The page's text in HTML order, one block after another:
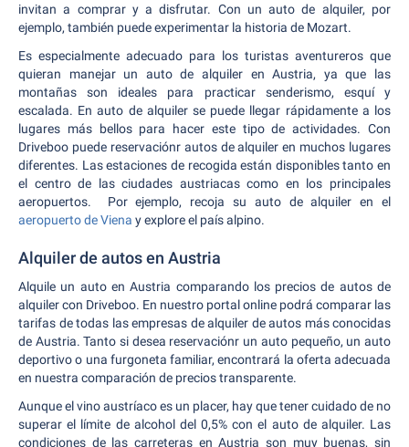
invitan a comprar y a disfrutar. Con un auto de alquiler, por
ejemplo, también puede experimentar la historia de Mozart.
Es especialmente adecuado para los turistas aventureros que
quieran manejar un auto de alquiler en Austria, ya que las
montañas son ideales para practicar senderismo, esquí y
escalada. En auto de alquiler se puede llegar rápidamente a los
lugares más bellos para hacer este tipo de actividades. Con
Driveboo puede reservaciónr autos de alquiler en muchos lugares
diferentes. Las estaciones de recogida están disponibles tanto en
el centro de las ciudades austriacas como en los principales
aeropuertos. Por ejemplo, recoja su auto de alquiler en el
aeropuerto de Viena y explore el país alpino.
Alquiler de autos en Austria
Alquile un auto en Austria comparando los precios de autos de
alquiler con Driveboo. En nuestro portal online podrá comparar las
tarifas de todas las empresas de alquiler de autos más conocidas
de Austria. Tanto si desea reservaciónr un auto pequeño, un auto
deportivo o una furgoneta familiar, encontrará la oferta adecuada
en nuestra comparación de precios transparente.
Aunque el vino austríaco es un placer, hay que tener cuidado de no
superar el límite de alcohol del 0,5% con el auto de alquiler. Las
condiciones de las carreteras en Austria son muy buenas, sin